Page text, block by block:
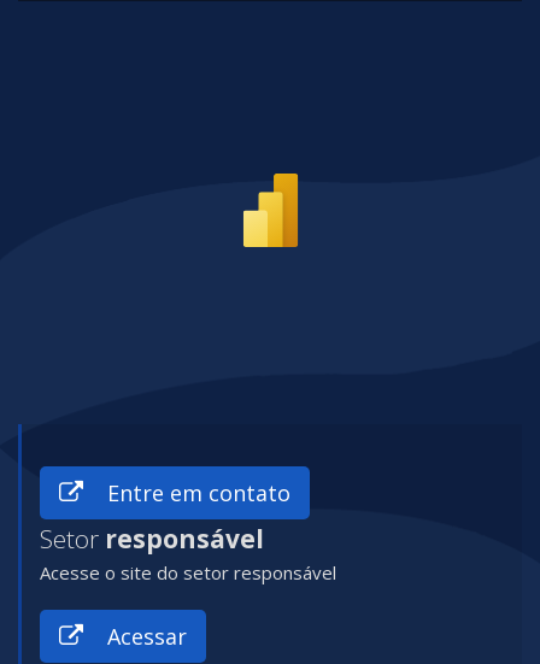
Entre em contato
Setor responsável
Acesse o site do setor responsável
Acessar